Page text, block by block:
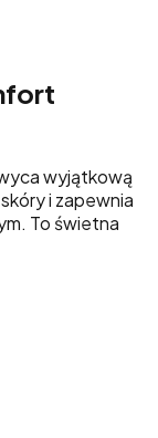
wyjątkową
i zapewnia
To świetna